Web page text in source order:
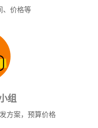
、价格等
组
方案，预算价格